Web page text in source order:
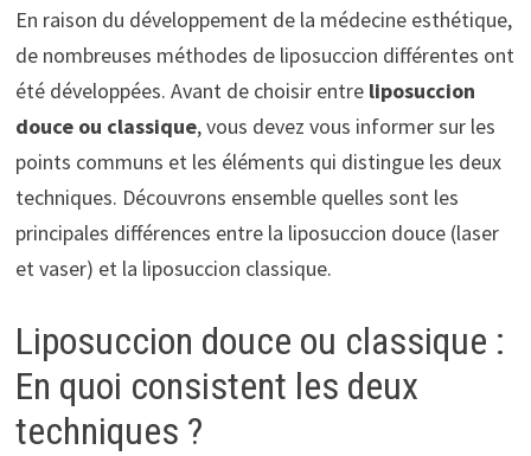
En raison du développement de la médecine esthétique,
de nombreuses méthodes de liposuccion différentes ont
été développées. Avant de choisir entre liposuccion
douce ou classique, vous devez vous informer sur les
points communs et les éléments qui distingue les deux
techniques. Découvrons ensemble quelles sont les
principales différences entre la liposuccion douce (laser
et vaser) et la liposuccion classique.
Liposuccion douce ou classique :
En quoi consistent les deux
techniques ?